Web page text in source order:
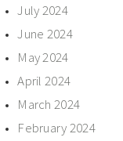
July 2024
June 2024
May 2024
April 2024
March 2024
February 2024